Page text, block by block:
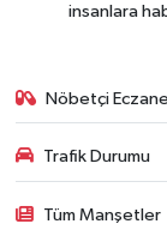
insanlara
Nöbetçi
Trafik Durumu
Tüm Manşetler